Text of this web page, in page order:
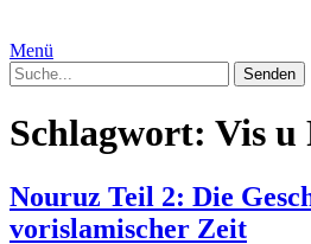
Menü
Schlagwort: Vis u
Nouruz Teil 2: Die
vorislamischer Zeit